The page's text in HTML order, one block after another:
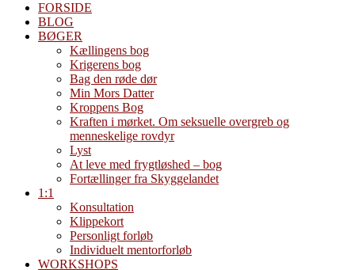
FORSIDE
BLOG
BØGER
Kællingens bog
Krigerens bog
Bag den røde dør
Min Mors Datter
Kroppens Bog
Kraften i mørket. Om seksuelle overgreb og
menneskelige rovdyr
Lyst
At leve med frygtløshed – bog
Fortællinger fra Skyggelandet
1:1
Konsultation
Klippekort
Personligt forløb
Individuelt mentorforløb
WORKSHOPS